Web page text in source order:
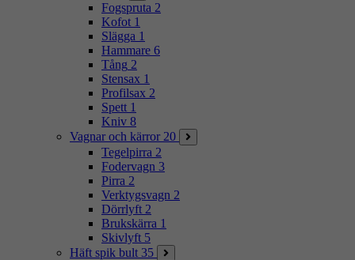
Fogspruta 2
Kofot 1
Slägga 1
Hammare 6
Tång 2
Stensax 1
Profilsax 2
Spett 1
Kniv 8
Vagnar och kärror 20
Tegelpirra 2
Fodervagn 3
Pirra 2
Verktygsvagn 2
Dörrlyft 2
Brukskärra 1
Skivlyft 5
Häft spik bult 35